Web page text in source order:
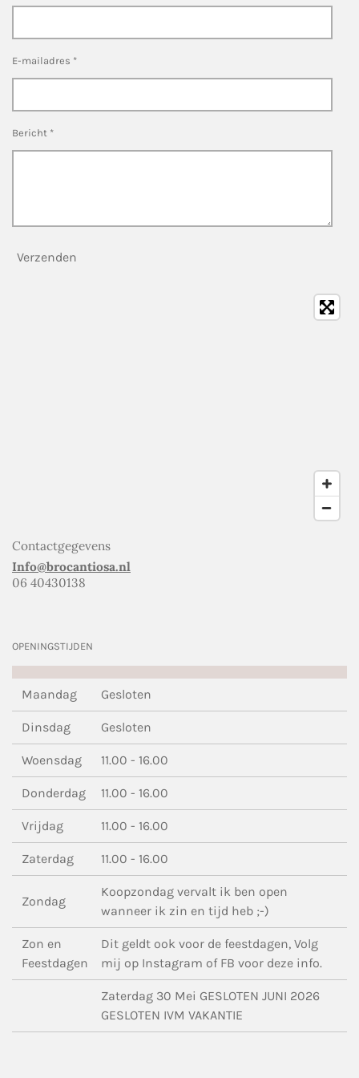
E-mailadres *
Bericht *
Verzenden
Contactgegevens
Info@brocantiosa.nl
06 40430138
OPENINGSTIJDEN
Maandag Gesloten
Dinsdag Gesloten
Woensdag 11.00 - 16.00
Donderdag 11.00 - 16.00
Vrijdag 11.00 - 16.00
Zaterdag 11.00 - 16.00
Zondag
Koopzondag vervalt ik ben open
wanneer ik zin en tijd heb ;-)
Zon en
Feestdagen
Dit geldt ook voor de feestdagen, Volg
mij op Instagram of FB voor deze info.
Zaterdag 30 Mei GESLOTEN JUNI 2026
GESLOTEN IVM VAKANTIE